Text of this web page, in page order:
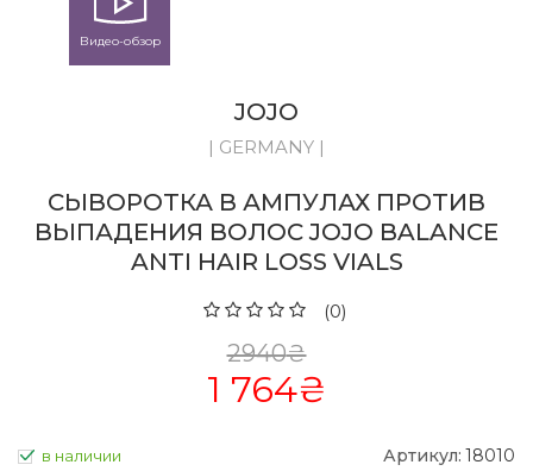
Видео-обзор
JOJO
| GERMANY |
СЫВОРОТКА В АМПУЛАХ ПРОТИВ
ВЫПАДЕНИЯ ВОЛОС JOJO BALANCE
ANTI HAIR LOSS VIALS
(0)
2940₴
1 764₴
в наличии Артикул: 18010